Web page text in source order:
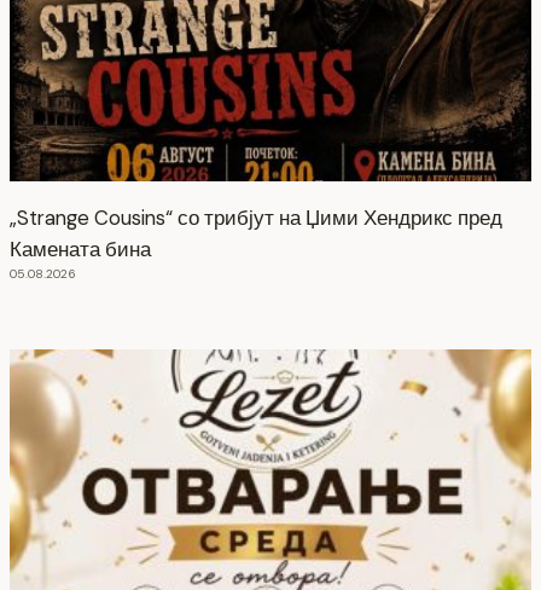
„Strange Cousins“ со трибјут на Џими Хендрикс пред
Камената бина
05.08.2026